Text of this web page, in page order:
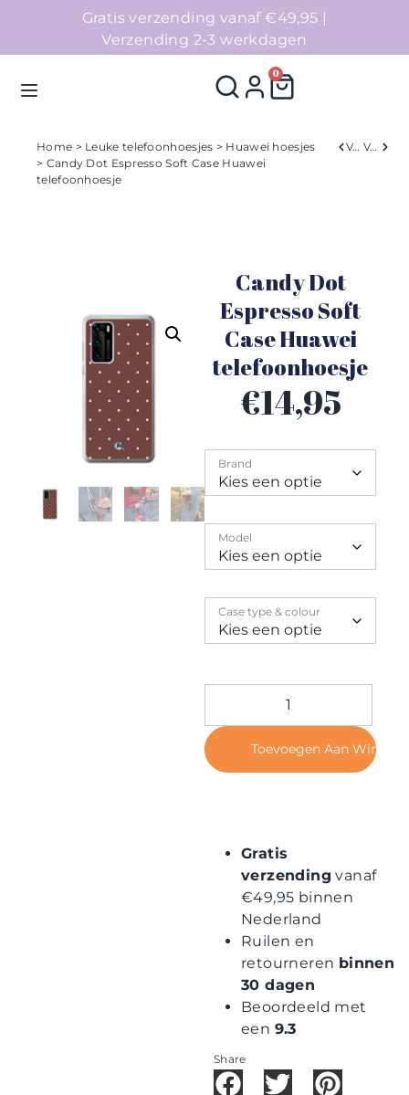
Gratis verzending vanaf €49,95 |
Verzending 2-3 werkdagen
0
Homepage
Collecties
Home > Leuke telefoonhoesjes > Huawei hoesjes
> Candy Dot Espresso Soft Case Huawei
telefoonhoesje
Verleden Volgend
Candy Dot
Espresso Soft
Case Huawei
telefoonhoesje
€14,95
Brand
Model
Case type & colour
Toevoegen Aan
Gratis
verzending vanaf
€49,95 binnen
Nederland
Ruilen en
retourneren binnen
30 dagen
Beoordeeld met
een 9.3
Share